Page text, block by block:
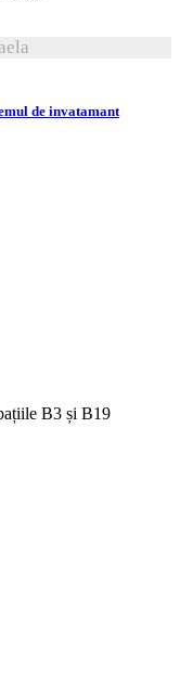
de invatamant
B3 și B19